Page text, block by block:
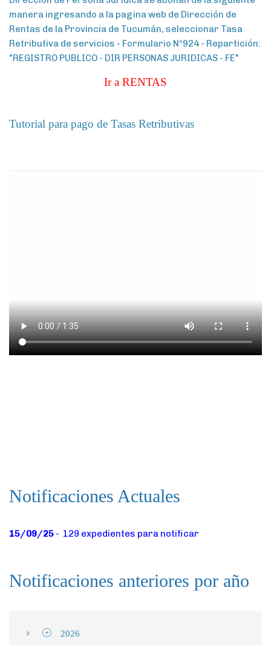
manera ingresando a la pagina web de Dirección de
Rentas de la Provincia de Tucumán, seleccionar Tasa
Retributiva de servicios - Formulario Nº924 - Repartición:
"REGISTRO PUBLICO - DIR PERSONAS JURIDICAS - FE"
Ir a RENTAS
Tutorial para pago de Tasas Retributivas
Notificaciones Actuales
15/09/25 - 129 expedientes para notificar
Notificaciones anteriores por año
2026